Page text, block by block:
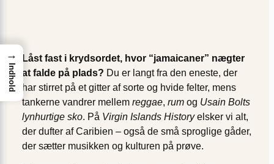
Låst fast i krydsordet, hvor “jamaicaner” nægter
at falde på plads? Du er langt fra den eneste, der
har stirret på et gitter af sorte og hvide felter, mens
tankerne vandrer mellem reggae, rum og Usain Bolts
lynhurtige sko. På Virgin Islands Historyelsker vi alt,
der dufter af Caribien – også de små sproglige gåder,
der sætter musikken og kulturen på prøve.
→
Indhold